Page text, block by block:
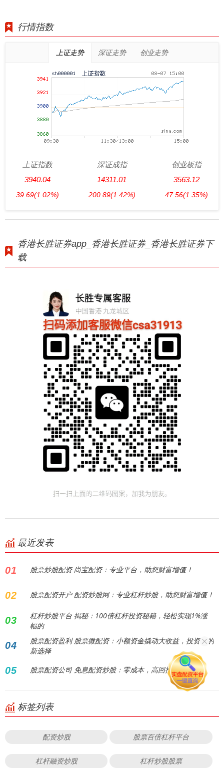
行情指数
上证走势 深证走势 创业走势
上证指数
3940.04
39.69(1.02%)
深证成指
14311.01
200.89(1.42%)
创业板指
3563.12
47.56(1.35%)
香港长胜证券app_香港长胜证券_香港长胜证券下
载
最近发表
01 股票炒股配资 尚宝配资：专业平台，助您财富增值！
02 股票配资开户 配资炒股网：专业杠杆炒股，助您财富增值！
03
杠杆炒股平台 揭秘：100倍杠杆投资秘籍，轻松实现1%涨
幅的
04
股票配资盈利 股票微配资：小额资金撬动大收益，投资者的
新选择
05 股票配资公司 免息配资炒股：零成本，高回报！
标签列表
配资炒股 股票百倍杠杆平台
杠杆融资炒股 杠杆炒股股票